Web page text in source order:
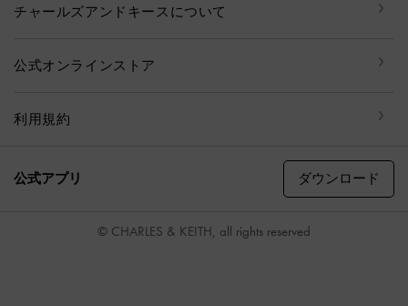
チャールズアンドキースについて
公式オンラインストア
利用規約
公式アプリ ダウンロード
© CHARLES & KEITH, all rights reserved